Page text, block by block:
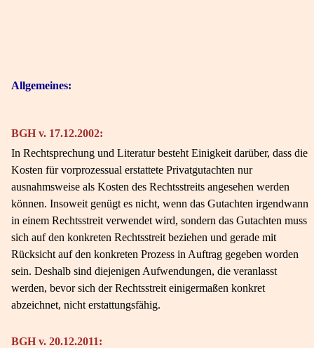
Allgemeines:
BGH v. 17.12.2002:
In Rechtsprechung und Literatur besteht Einigkeit darüber, dass die
Kosten für vorprozessual erstattete Privatgutachten nur
ausnahmsweise als Kosten des Rechtsstreits angesehen werden
können. Insoweit genügt es nicht, wenn das Gutachten irgendwann
in einem Rechtsstreit verwendet wird, sondern das Gutachten muss
sich auf den konkreten Rechtsstreit beziehen und gerade mit
Rücksicht auf den konkreten Prozess in Auftrag gegeben worden
sein. Deshalb sind diejenigen Aufwendungen, die veranlasst
werden, bevor sich der Rechtsstreit einigermaßen konkret
abzeichnet, nicht erstattungsfähig.
BGH v. 20.12.2011: